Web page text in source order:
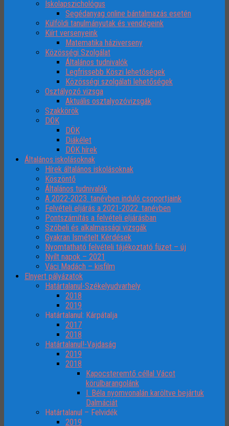
Iskolapszichológus
Segédanyag online bántalmazás esetén
Külföldi tanulmányutak és vendégeink
Kiírt versenyeink
Matematika háziverseny
Közösségi Szolgálat
Általános tudnivalók
Legfrissebb Köszi lehetőségek
Közösségi szolgálati lehetőségek
Osztályozó vizsga
Aktuális osztalyozóvizsgák
Szakkörök
DÖK
DÖK
Diákélet
DÖK hírek
Általános iskolásoknak
Hírek általános iskolásoknak
Köszöntő
Általános tudnivalók
A 2022-2023. tanévben induló csoportjaink
Felvételi eljárás a 2021-2022. tanévben
Pontszámítás a felvételi eljárásban
Szóbeli és alkalmassági vizsgák
Gyakran Ismételt Kérdések
Nyomtatható felvételi tájékoztató füzet – új
Nyílt napok – 2021
Váci Madách – kisfilm
Elnyert pályázatok
Határtalanul-Székelyudvarhely
2018
2019
Határtalanul: Kárpátalja
2017
2018
Határtalanul!-Vajdaság
2019
2018
Kapocsteremtő céllal Vácot
körülbarangolánk
I. Béla nyomvonalán karöltve bejártuk
Dalmáciát
Határtalanul – Felvidék
2019